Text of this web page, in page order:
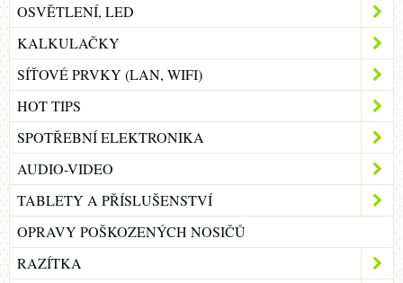
OSVĚTLENÍ, LED
KALKULAČKY
SÍŤOVÉ PRVKY (LAN, WIFI)
HOT TIPS
SPOTŘEBNÍ ELEKTRONIKA
AUDIO-VIDEO
TABLETY A PŘÍSLUŠENSTVÍ
OPRAVY POŠKOZENÝCH NOSIČŮ
RAZÍTKA